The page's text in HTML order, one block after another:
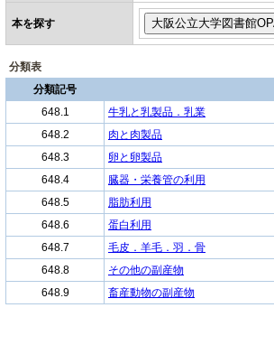
本を探す
分類表
分類記号
648.1
牛乳と乳製品．乳業
648.2
肉と肉製品
648.3
卵と卵製品
648.4
臓器・栄養管の利用
648.5
脂肪利用
648.6
蛋白利用
648.7
毛皮．羊毛．羽．骨
648.8
その他の副産物
648.9
畜産動物の副産物